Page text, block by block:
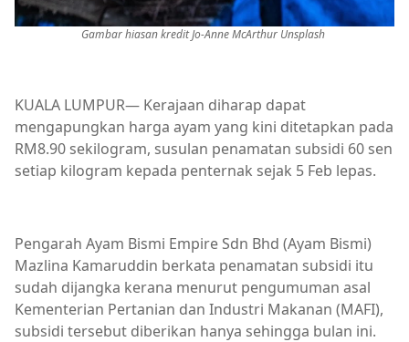
Gambar hiasan kredit Jo-Anne McArthur Unsplash
KUALA LUMPUR— Kerajaan diharap dapat
mengapungkan harga ayam yang kini ditetapkan pada
RM8.90 sekilogram, susulan penamatan subsidi 60 sen
setiap kilogram kepada penternak sejak 5 Feb lepas.
Pengarah Ayam Bismi Empire Sdn Bhd (Ayam Bismi)
Mazlina Kamaruddin berkata penamatan subsidi itu
sudah dijangka kerana menurut pengumuman asal
Kementerian Pertanian dan Industri Makanan (MAFI),
subsidi tersebut diberikan hanya sehingga bulan ini.